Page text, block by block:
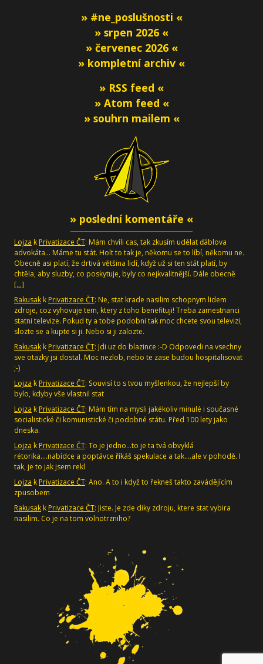
» #ne_poslušnosti «
» srpen 2026 «
» červenec 2026 «
» kompletní archiv «
» RSS feed «
» Atom feed «
» souhrn mailem «
» poslední komentáře «
Lojza k Privatizace ČT: Mám chvíli cas, tak zkusím udělat ďáblova
advokáta... Máme tu stát. Holt to tak je, někomu se to líbí, někomu ne.
Obecně asi platí, že drtivá většina lidí, když už si ten stát platí, by
chtěla, aby sluzby, co poskytuje, byly co nejkvalitnější. Dále obecně
[…]
Rakusak k Privatizace ČT: Ne, stat krade nasilim schopnym lidem
zdroje, coz vyhovuje tem, ktery z toho benefituji! Treba zamestnanci
statni televize. Pokud ty a tobe podobni tak moc chcete svou televizi,
slozte se a kupte si ji. Nebo si ji zalozte.
Rakusak k Privatizace ČT: Jdi uz do blazince :-D Odpovedi na vsechny
sve otazky jsi dostal. Moc nezlob, nebo te zase budou hospitalisovat
;-)
Lojza k Privatizace ČT: Souvisí to s tvou myšlenkou, že nejlepší by
bylo, kdyby vše vlastnil stat
Lojza k Privatizace ČT: Mám tím na mysli jakékoliv minulé i současné
socialistické či komunistické či podobné státu. Před 100 lety jako
dneska.
Lojza k Privatizace ČT: To je jedno...to je ta tvá obvyklá
rétorika....nabídce a poptávce říkáš spekulace a tak....ale v pohodě. I
tak, je to jak jsem rekl
Lojza k Privatizace ČT: Ano. A to i když to řekneš takto zavádějícím
zpusobem
Rakusak k Privatizace ČT: Jiste. Je zde diky zdroju, ktere stat vybira
nasilim. Co je na tom volnotrzniho?